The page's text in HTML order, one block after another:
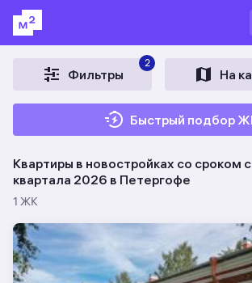
Фильтры
2
На
Быстрый подбор
Квартиры в новостройках со сроком
квартала 2026 в Петергофе
1 ЖК